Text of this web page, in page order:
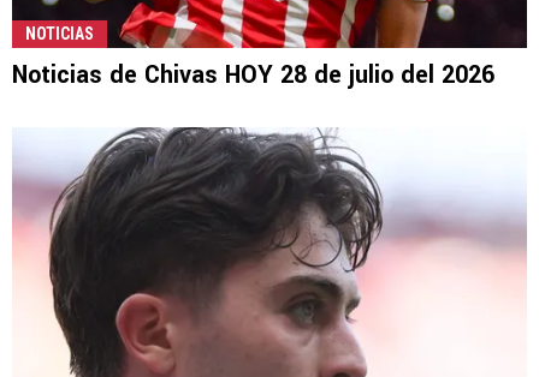
NOTICIAS
Noticias de Chivas HOY 28 de julio del 2026